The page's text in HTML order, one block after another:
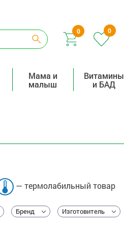
0 0
Мама и
малыш
Витамины
и БАД
— термолабильный товар
Бренд Изготовитель